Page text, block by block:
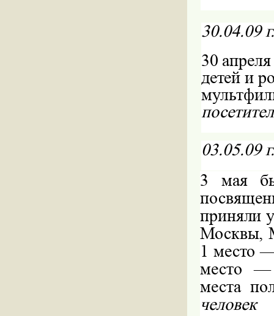
30.04.09
30
детей и
03.05.09
3 мая
приняли
Москвы,
1 место
место —
места
человек